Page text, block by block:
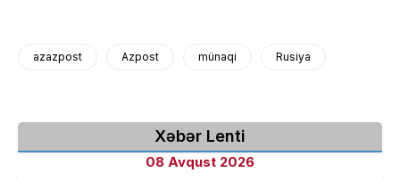
azazpost Azpost münaqi Rusiya
Xəbər Lenti
08 Avqust 2026